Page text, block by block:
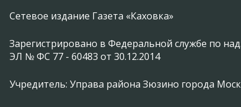
Сетевое издание Газета «Каховка»
Зарегистрировано в Федеральной службе по
ЭЛ № ФС 77 - 60483 от 30.12.2014
Учредитель: Управа района Зюзино города